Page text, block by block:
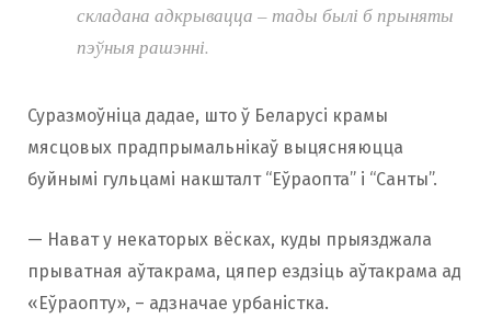
складана адкрывацца – тады былі б прыняты
пэўныя рашэнні.
Суразмоўніца дадае, што ў Беларусі крамы
мясцовых прадпрымальнікаў выцясняюцца
буйнымі гульцамі накшталт “Еўраопта” і “Санты”.
— Нават у некаторых вёсках, куды прыязджала
прыватная аўтакрама, цяпер ездзіць аўтакрама ад
«Еўраопту», – адзначае урбаністка.